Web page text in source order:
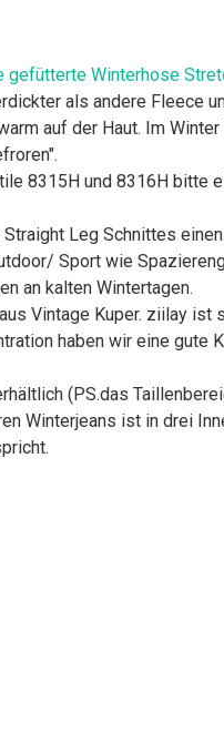
Winterhose
als andere Fleece
auf der Haut. Im
8315H und 8316H bitte
Leg Schnittes
Sport wie
an kalten Wintertagen.
Vintage Kuper. ziilay
haben wir eine gute
(PS.das
Winterjeans ist in drei